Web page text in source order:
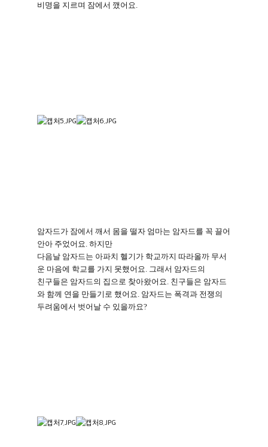
비명을 지르며 잠에서 깼어요
암자드가 잠에서 깨서 몸을 떨자 엄마는 암자드를 꼭 끌어
안아 주었어요 .하지만
다음날 암자드는 아파치 헬기가 학교까지 따라올까 무서
운 마음에 학교를 가지 못했어요
그래서 암자드의
친구들은 암자드의 집으로 찾아왔어요 친구들은 암자드
와 함께 연을 만들기로 했어요 암자드는 폭격과 전쟁의
두려움에서 벗어날 수 있을까요?